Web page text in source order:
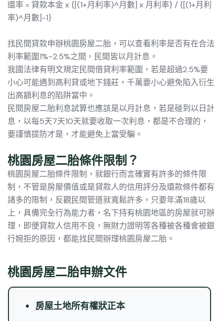
還率 = 貸款本金 x {[(1+月利率)^月數] x 月利率} / {[(1+月利
率)^月數]-1}
找民間貸款申辦桃園房屋二胎，可以查看利率是否有在合法
利率範圍1%~2.5%之間，民間皆以月計息。
我國法律有明文規定民間借貸利率範圍，若是超過2.5%要
小心可能遇到高利貸或地下錢莊，千萬要小心避免陷入衍生
出高額利息的陷阱當中。
民間房屋二胎利息試算也應該是以月計息，若是碰到以日計
息，以每5天7天10天就要收取一次利息，都是不合理的，
要謹慎提防才是，才能避免上當受騙。
桃園房屋二胎條件限制？
桃園房屋二胎條件限制，就銀行而言確實有許多的條件限
制，不管是房屋價值或是貸款人的信用評分及還款條件都有
諸多的限制，反觀民間管道就寬鬆許多，只要年滿18歲以
上，具備完全行為能力者，名下持有桃園地區的房屋就可辦
理，即便貸款人信用不良，無財力證明等各種被各種會被銀
行婉拒的原因，都能找民間辦理桃園房屋二胎。
桃園房屋二胎申辦文件
房屋土地所有權狀正本